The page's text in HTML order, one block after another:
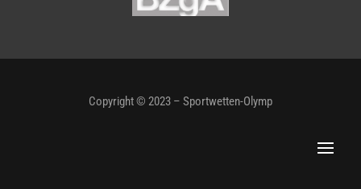
Copyright © 2023 – Sportwetten-Olymp